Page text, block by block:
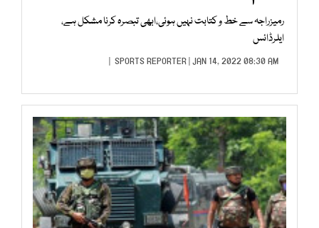
رمیزراجہ سے خط و کتابت نہیں ہوئی،ابھی تبصرہ کرنا مشکل ہے،
ایلرڈائس
SPORTS REPORTER| JAN 14, 2022 08:30 AM |